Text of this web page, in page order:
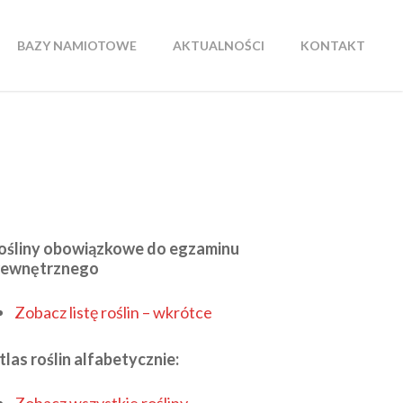
BAZY NAMIOTOWE AKTUALNOŚCI KONTAKT
obowiązkowe do egzaminu
Zobacz listę roślin – wkrótce
roślin alfabetycznie: